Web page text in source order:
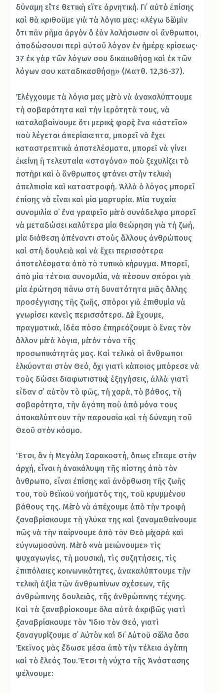
δύναμη εἴτε θετικὴ εἴτε ἀρνητική. Γι᾿ αὐτὸ ἐπίσης
καὶ θὰ κριθοῦμε γιὰ τὰ λόγια μας: «λέγω δὲ ὑμῖν
ὅτι πᾶν ρῆμα ἀργὸν ὃ ἐὰν λαλήσωσιν οἱ ἄνθρωποι,
ἀποδώσουσι περὶ αὐτοῦ λόγον ἐν ἡμέρᾳ κρίσεως·
37 ἐκ γὰρ τῶν λόγων σου δικαιωθήσῃ καὶ ἐκ τῶν
λόγων σου καταδικασθήσῃ» (Ματθ. 12,36-37).
Ἐλέγχουμε τὰ λόγια μας μὲ τὸ νὰ ἀνακαλύπτουμε
τὴ σοβαρότητα καὶ τὴν ἱερότητὰ τους, νὰ
καταλαβαίνουμε ὅτι μερικὲς φορὲς ἕνα «ἀστεῖο»
ποὺ λέγεται ἀπερίσκεπτα, μπορεῖ νὰ ἔχει
καταστρεπτικὰ ἀποτελέσματα, μπορεῖ νὰ γίνει
ἐκείνη ἡ τελευταία «σταγόνα» ποὺ ξεχυλίζει τὸ
ποτήρι καὶ ὁ ἄνθρωπος φτάνει στὴν τελικὴ
ἀπελπισία καὶ καταστροφή. Ἀλλὰ ὁ λόγος μπορεῖ
ἐπίσης νὰ εἶναι καὶ μία μαρτυρία. Μία τυχαία
συνομιλία σ᾿ ἕνα γραφεῖο μὲ τὸ συνάδελφο μπορεῖ
νὰ μεταδώσει καλύτερα μία θεώρηση γιὰ τὴ ζωή,
μία διάθεση ἀπέναντι στοὺς ἄλλους ἀνθρώπους
καὶ στὴ δουλειὰ καὶ νὰ ἔχει περισσότερα
ἀποτελέσματα ἀπὸ τὸ τυπικὸ κήρυγμα. Μπορεῖ,
ἀπὸ μία τέτοια συνομιλία, νὰ πέσουν σπόροι γιὰ
μία ἐρώτηση πάνω στὴ δυνατότητα μιᾶς ἄλλης
προσέγγισης τῆς ζωῆς, σπόροι γιὰ ἐπιθυμία νὰ
γνωρίσει κανεὶς περισσότερα. Δὲν ἔχουμε,
πραγματικά, ἰδέα πόσο ἐπηρεάζουμε ὁ ἕνας τὸν
ἄλλον μὲ τὰ λόγια, μὲ τὸν τόνο τῆς
προσωπικότητάς μας. Καὶ τελικὰ οἱ ἄνθρωποι
ἑλκύονται στὸν Θεό, ὄχι γιατὶ κάποιος μπόρεσε νὰ
τοὺς δώσει διαφωτιστικὲς ἐξηγήσεις, ἀλλὰ γιατὶ
εἶδαν σ᾿ αὐτὸν τὸ φῶς, τὴ χαρά, τὸ βάθος, τὴ
σοβαρότητα, τὴν ἀγάπη ποὺ ἀπὸ μόνα τους
ἀποκαλύπτουν τὴν παρουσία καὶ τὴ δύναμη τοῦ
Θεοῦ στὸν κόσμο.
Ἔτσι, ἂν ἡ Μεγάλη Σαρακοστή, ὅπως εἴπαμε στὴν
ἀρχή, εἶναι ἡ ἀνακάλυψη τῆς πίστης ἀπὸ τὸν
ἄνθρωπο, εἶναι ἐπίσης καὶ ἀνόρθωση τῆς ζωῆς
του, τοῦ θεϊκοῦ νοήματός της, τοῦ κρυμμένου
βάθους της. Μὲ τὸ νὰ ἀπέχουμε ἀπὸ τὴν τροφὴ
ξαναβρίσκουμε τὴ γλύκα της καὶ ξαναμαθαίνουμε
πῶς νὰ τὴν παίρνουμε ἀπὸ τὸν Θεὸ μὲ χαρὰ καὶ
εὐγνωμοσύνη. Μὲ τὸ «νὰ μειώνουμε» τὶς
ψυχαγωγίες, τὴ μουσική, τὶς συζητήσεις, τὶς
ἐπιπόλαιες κοινωνικότητες, ἀνακαλύπτουμε τὴν
τελικὴ ἀξία τῶν ἀνθρωπίνων σχέσεων, τῆς
ἀνθρώπινης δουλειᾶς, τῆς ἀνθρώπινης τέχνης.
Καὶ τὰ ξαναβρίσκουμε ὅλα αὐτὰ ἀκριβῶς γιατὶ
ξαναβρίσκουμε τὸν Ἴδιο τὸν Θεό, γιατὶ
ξαναγυρίζουμε σ᾿ Αὐτὸν καὶ δι᾿ Αὐτοῦ σὲ ὅλα ὅσα
Ἐκεῖνος μᾶς ἔδωσε μέσα ἀπὸ τὴν τέλεια ἀγάπη
καὶ τὸ ἔλεός Του.Ἔτσι τὴ νύχτα τῆς Ἀνάστασης
ψέλνουμε: